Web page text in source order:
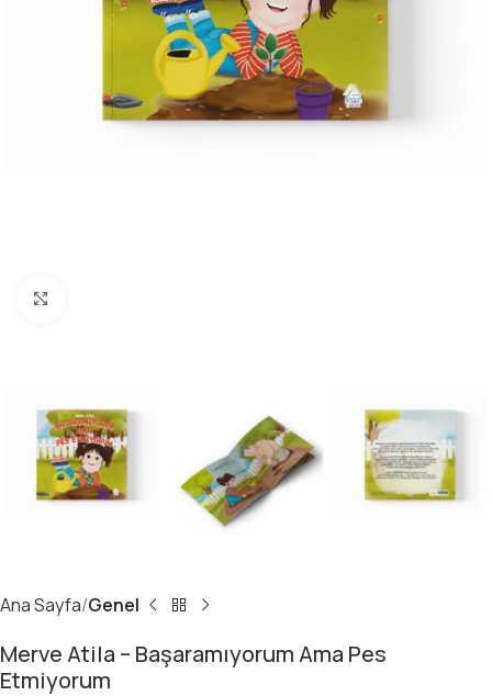
Ana Sayfa Genel
Merve Atila – Başaramıyorum Ama Pes
Etmiyorum